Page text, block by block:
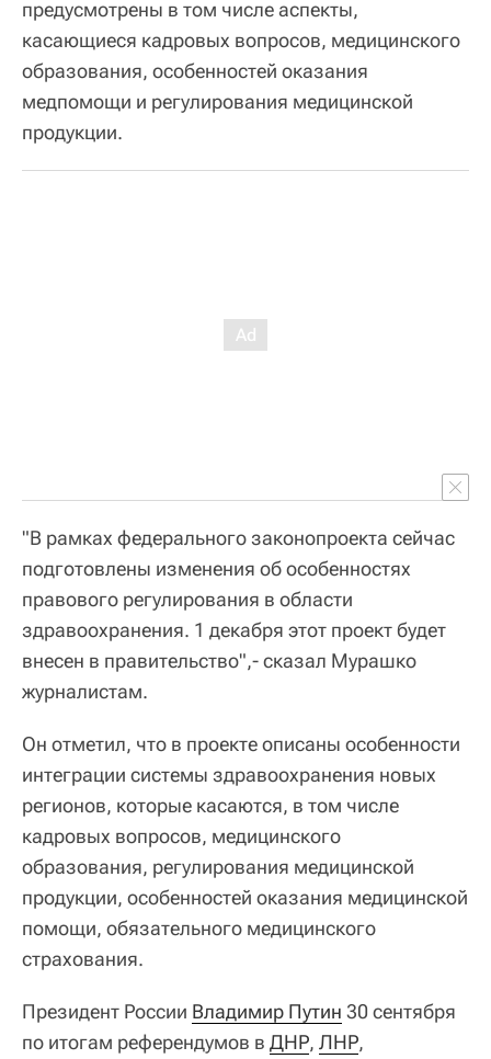
предусмотрены в том числе аспекты,
касающиеся кадровых вопросов, медицинского
образования, особенностей оказания
медпомощи и регулирования медицинской
продукции.
"В рамках федерального законопроекта сейчас
подготовлены изменения об особенностях
правового регулирования в области
здравоохранения. 1 декабря этот проект будет
внесен в правительство",- сказал Мурашко
журналистам.
Он отметил, что в проекте описаны особенности
интеграции системы здравоохранения новых
регионов, которые касаются, в том числе
кадровых вопросов, медицинского
образования, регулирования медицинской
продукции, особенностей оказания медицинской
помощи, обязательного медицинского
страхования.
Президент России Владимир Путин 30 сентября
по итогам референдумов в ДНР, ЛНР,